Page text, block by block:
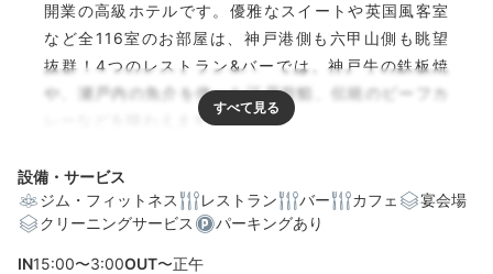
開業の高級ホテルです。優雅なスイートや英国風客室
など全116室のお部屋は、神戸港側も六甲山側も眺望
抜群！4つのレストラン&バーでは、神戸牛の鉄板焼
や、瀬戸内の魚介を使った江戸前鮨、伝統のビーフカ
レーなどを味わえます。
編集部おすすめの３つのポイント
設備・サービス
ジム・フィットネス
レストラン バー カフェ
宴会場
クリーニングサービス
パーキングあり
IN15:00〜3:00OUT〜正午